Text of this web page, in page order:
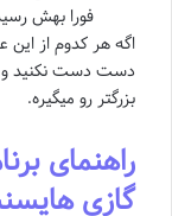
فورا بهش
اگه هر کدوم از این
دست دست نکنید و
بزرگتر رو میگیره.
راهنمای
گازی